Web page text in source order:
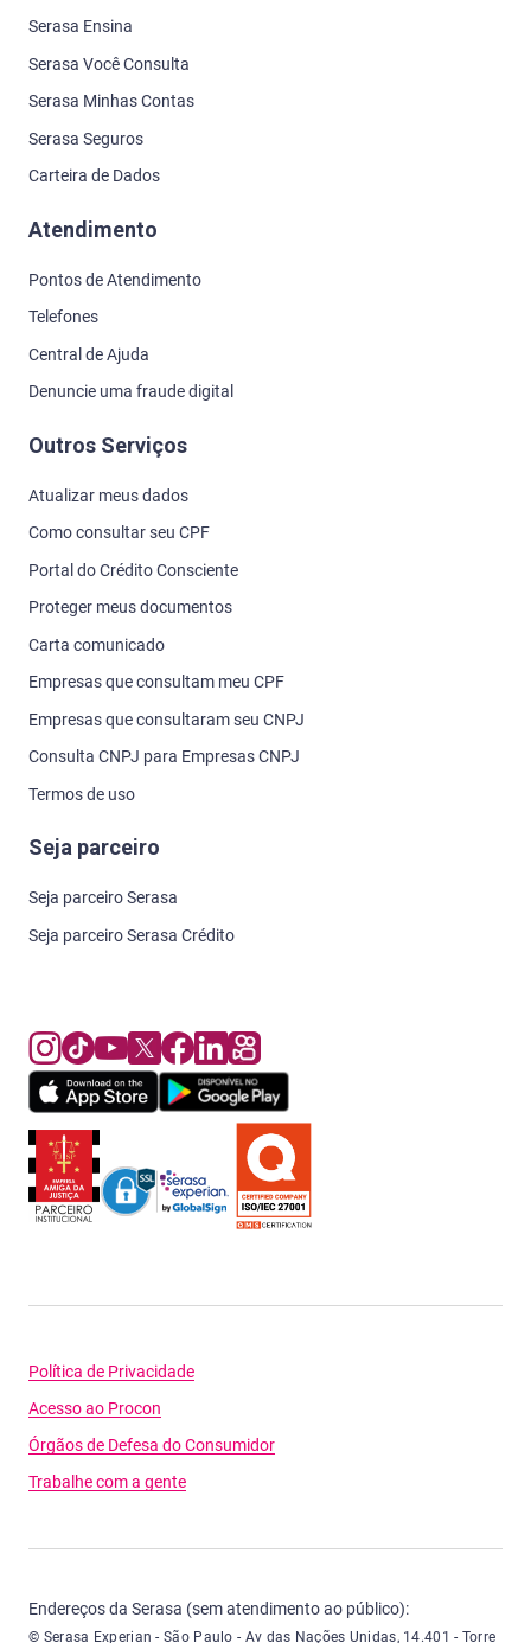
Serasa Ensina
Serasa Você Consulta
Serasa Minhas Contas
Serasa Seguros
Carteira de Dados
Atendimento
Pontos de Atendimento
Telefones
Central de Ajuda
Denuncie uma fraude digital
Outros Serviços
Atualizar meus dados
Como consultar seu CPF
Portal do Crédito Consciente
Proteger meus documentos
Carta comunicado
Empresas que consultam meu CPF
Empresas que consultaram seu CNPJ
Consulta CNPJ para Empresas CNPJ
Termos de uso
Seja parceiro
Seja parceiro Serasa
Seja parceiro Serasa Crédito
Política de Privacidade
Acesso ao Procon
Órgãos de Defesa do Consumidor
Trabalhe com a gente
Endereços da Serasa (sem atendimento ao público):
Serasa Experian - São Paulo - Endereço: Avenida das Nações Unidas,
© Serasa Experian - São Paulo - Av das Nações Unidas, 14.401 - Torre